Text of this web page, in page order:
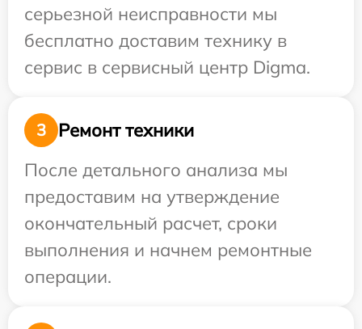
серьезной неисправности мы
бесплатно доставим технику в
сервис в сервисный центр Digma.
3
Ремонт техники
После детального анализа мы
предоставим на утверждение
окончательный расчет, сроки
выполнения и начнем ремонтные
операции.